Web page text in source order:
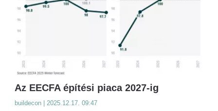
Az EECFA építési piaca 2027-ig
buildecon | 2025.12.17. 09:47